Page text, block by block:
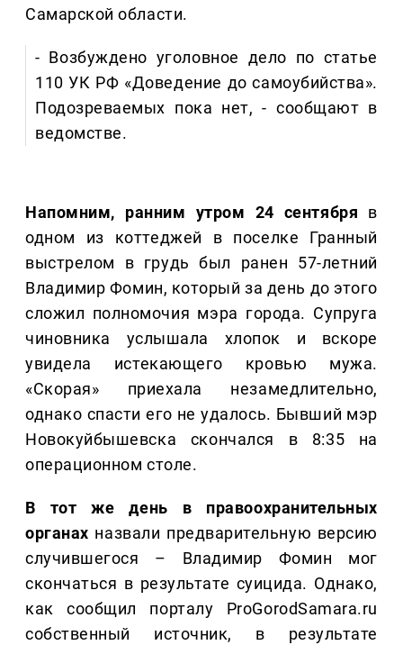
Самарской области.
- Возбуждено уголовное дело по статье
110 УК РФ «Доведение до самоубийства».
Подозреваемых пока нет, - сообщают в
ведомстве.
Напомним, ранним утром 24 сентября в
одном из коттеджей в поселке Гранный
выстрелом в грудь был ранен 57-летний
Владимир Фомин, который за день до этого
сложил полномочия мэра города. Супруга
чиновника услышала хлопок и вскоре
увидела истекающего кровью мужа.
«Скорая» приехала незамедлительно,
однако спасти его не удалось. Бывший мэр
Новокуйбышевска скончался в 8:35 на
операционном столе.
В тот же день в правоохранительных
органах назвали предварительную версию
случившегося – Владимир Фомин мог
скончаться в результате суицида. Однако,
как сообщил порталу ProGorodSamara.ru
собственный источник, в результате